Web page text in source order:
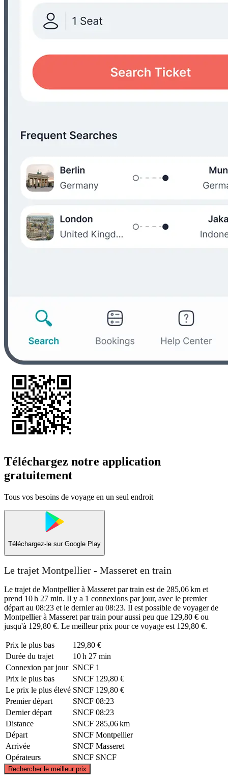
Téléchargez notre application
gratuitement
Tous vos besoins de voyage en un seul endroit
Téléchargez-le sur Google Play
Le trajet Montpellier - Masseret en train
Le trajet de Montpellier à Masseret par train est de 285,06 km et
prend 10 h 27 min. Il y a 1 connexions par jour, avec le premier
départ au 08:23 et le dernier au 08:23. Il est possible de voyager de
Montpellier à Masseret par train pour aussi peu que 129,80 € ou
jusqu'à 129,80 €. Le meilleur prix pour ce voyage est 129,80 €.
Prix ​​le plus bas
129,80 €
Durée du trajet
10 h 27 min
Connexion par jour SNCF 1
Prix ​​le plus bas
SNCF 129,80 €
Le prix le plus élevé SNCF 129,80 €
Premier départ
SNCF 08:23
Dernier départ
SNCF 08:23
Distance
SNCF 285,06 km
Départ
SNCF Montpellier
Arrivée
SNCF Masseret
Opérateurs
SNCF SNCF
Rechercher le meilleur prix